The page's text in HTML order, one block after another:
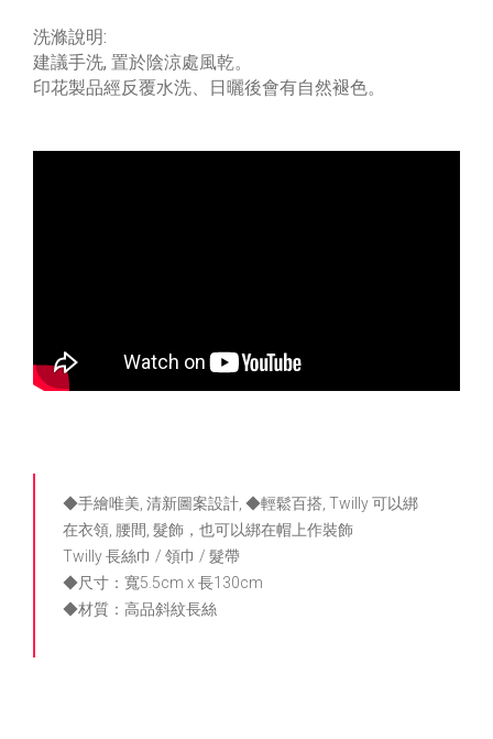
洗滌說明:
建議手洗, 置於陰涼處風乾。
印花製品經反覆水洗、日曬後會有自然褪色。
◆手繪唯美, 清新圖案設計, ◆輕鬆百搭, Twilly 可以綁
在衣領, 腰間, 髮飾，也可以綁在帽上作裝飾
Twilly 長絲巾 / 領巾 / 髮帶
◆尺寸：寬5.5cm x 長130cm
◆材質：高品斜紋長絲